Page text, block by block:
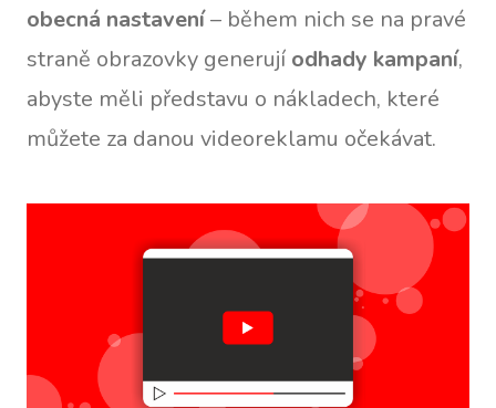
obecná nastavení– během nich se na pravé
straně obrazovky generují odhady kampaní,
abyste měli představu o nákladech, které
můžete za danou videoreklamu očekávat.